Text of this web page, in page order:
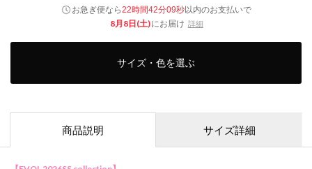
お急ぎ便なら22時間42分07秒以内のお支払いで
8月8日(土)にお届け 詳細
サイズ・色を選ぶ
商品説明 サイズ詳細